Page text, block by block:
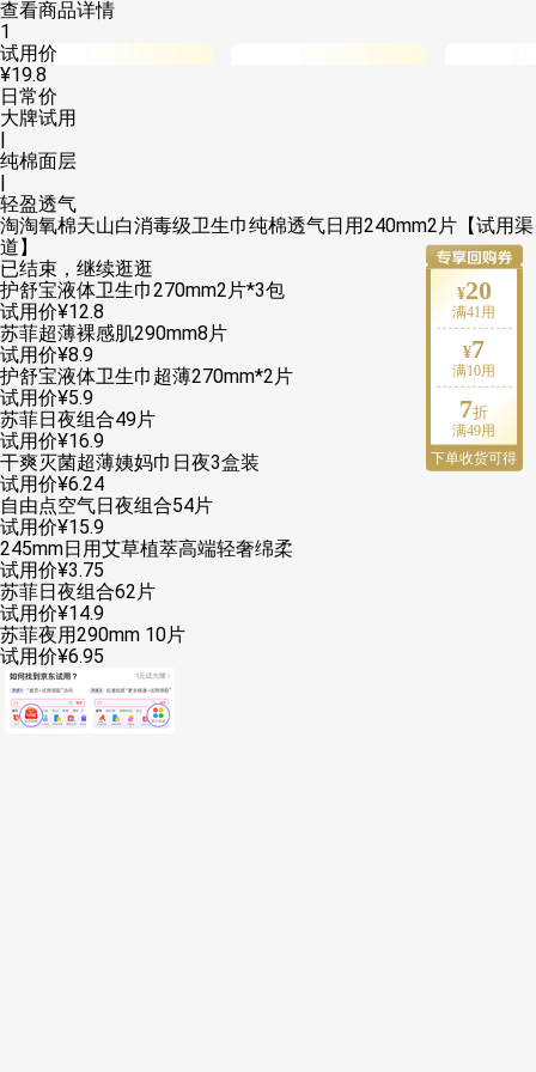
查看商品详情
20
满41 用
7
满10用
7
满49用
下单收货可得
1
试用价
¥19.8
日常价
大牌试用
|
纯棉面层
|
轻盈透气
淘淘氧棉天山白消毒级卫生巾纯棉透气日用240mm2片【试用渠
道】
已结束，继续逛逛
护舒宝液体卫生巾270mm2片*3包
试用价¥12.8
苏菲超薄裸感肌290mm8片
试用价¥8.9
护舒宝液体卫生巾超薄270mm*2片
试用价¥5.9
苏菲日夜组合49片
试用价¥16.9
干爽灭菌超薄姨妈巾日夜3盒装
试用价¥6.24
自由点空气日夜组合54片
试用价¥15.9
245mm日用艾草植萃高端轻奢绵柔
试用价¥3.75
苏菲日夜组合62片
试用价¥14.9
苏菲夜用290mm 10片
试用价¥6.95